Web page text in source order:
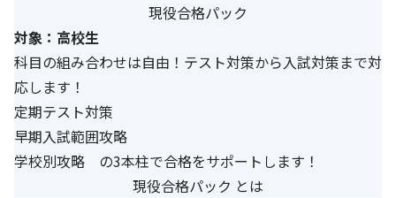
現役合格パック
対象：高校生
科目の組み合わせは自由！テスト対策から入試対策まで対
応します！
定期テスト対策
早期入試範囲攻略
学校別攻略 の3本柱で合格をサポートします！
現役合格パック とは